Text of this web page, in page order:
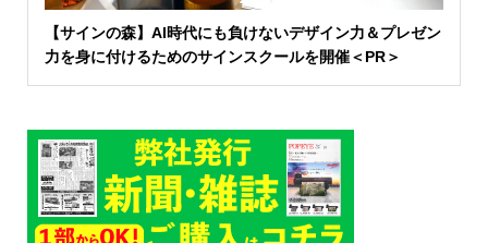
【サインの森】AI時代にも負けないデザイン力＆プレゼン
力を身に付けるためのサインスクールを開催＜PR＞